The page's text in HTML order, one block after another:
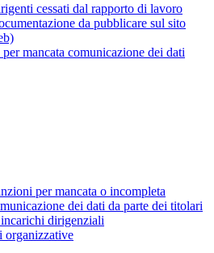
cessati dal rapporto di lavoro
da pubblicare sul sito
mancata comunicazione dei dati
per mancata o incompleta
dei dati da parte dei titolari
dirigenziali
organizzative